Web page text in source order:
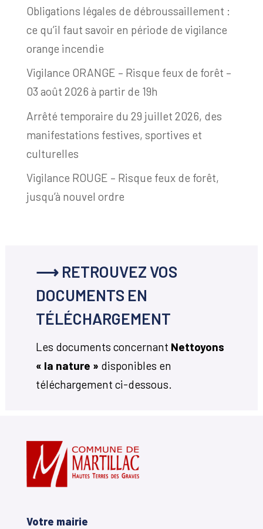
Obligations légales de débroussaillement :
ce qu’il faut savoir en période de vigilance
orange incendie
Vigilance ORANGE – Risque feux de forêt –
03 août 2026 à partir de 19h
Arrêté temporaire du 29 juillet 2026, des
manifestations festives, sportives et
culturelles
Vigilance ROUGE – Risque feux de forêt,
jusqu’à nouvel ordre
⟶ RETROUVEZ VOS
DOCUMENTS EN
TÉLÉCHARGEMENT
Les documents concernant Nettoyons
« la nature » disponibles en
téléchargement ci-dessous.
Votre mairie